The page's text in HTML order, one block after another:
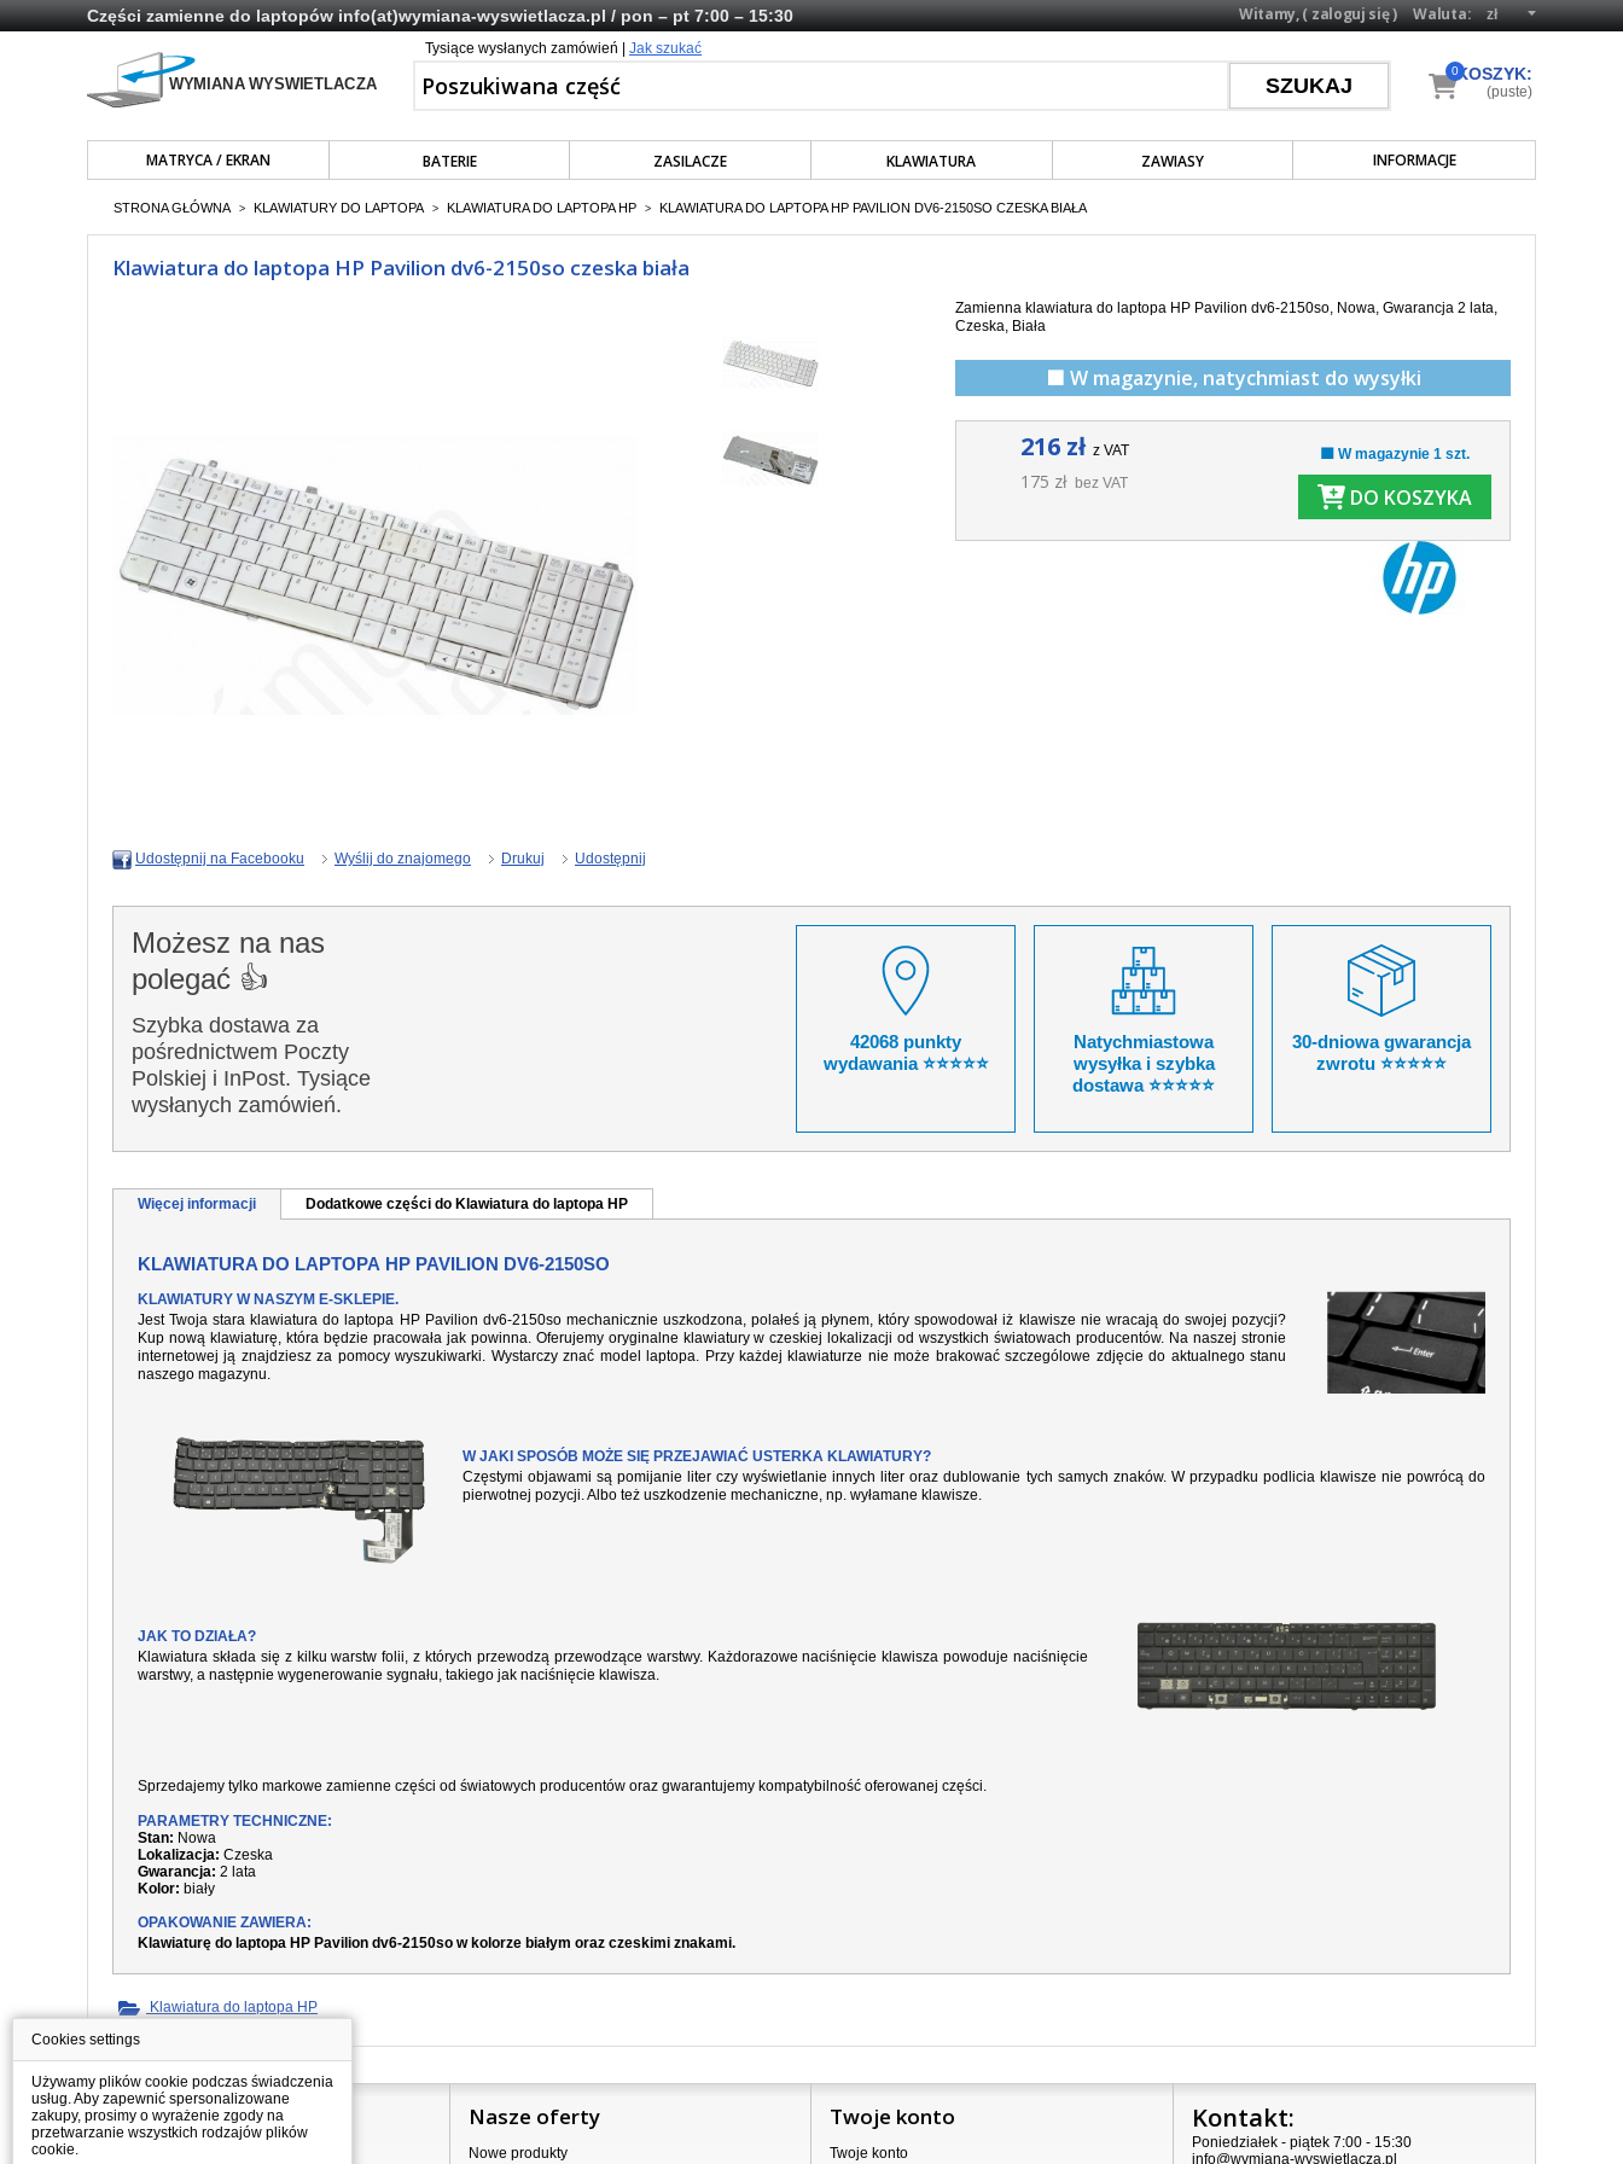
Części zamienne do laptopówinfo(at)wymiana-wyswietlacza.pl/ pon – pt 7:00 – 15:30 Waluta:
Witamy, (zaloguj się)
Tysiące wysłanych zamówień | Jak szukać
MATRYCA / EKRAN BATERIE ZASILACZE KLAWIATURA ZAWIASY INFORMACJE
KOSZYK:
0
(puste)
STRONA GŁÓWNA > KLAWIATURY DO LAPTOPA > KLAWIATURA DO LAPTOPA HP > KLAWIATURA DO LAPTOPA HP PAVILION DV6-2150SO CZESKA BIAŁA
Klawiatura do laptopa HP Pavilion dv6-2150so czeska biała
Zamienna klawiatura do laptopa HP Pavilion dv6-2150so, Nowa, Gwarancja 2 lata,
Czeska, Biała
🟩 W magazynie, natychmiast do wysyłki
216 zł z VAT
175 zł bez VAT
🟩 W magazynie 1 szt.
DO KOSZYKA
Udostępnij na Facebooku Wyślij do znajomego Drukuj Udostępnij
Możesz na nas
polegać 👍
Szybka dostawa za
pośrednictwem Poczty
Polskiej i InPost. Tysiące
wysłanych zamówień.
42068 punkty
wydawania ⭐⭐⭐⭐⭐
Natychmiastowa
wysyłka i szybka
dostawa ⭐⭐⭐⭐⭐
30-dniowa gwarancja
zwrotu ⭐⭐⭐⭐⭐
Więcej informacji Dodatkowe części do Klawiatura do laptopa HP
KLAWIATURA DO LAPTOPA HP PAVILION DV6-2150SO
KLAWIATURY W NASZYM E-SKLEPIE.
Jest Twoja stara klawiatura do laptopa HP Pavilion dv6-2150so mechanicznie uszkodzona, polałeś ją płynem, który spowodował iż klawisze nie wracają do swojej pozycji?
Kup nową klawiaturę, która będzie pracowała jak powinna. Oferujemy oryginalne klawiatury w czeskiej lokalizacji od wszystkich światowach producentów. Na naszej stronie
internetowej ją znajdziesz za pomocy wyszukiwarki. Wystarczy znać model laptopa. Przy każdej klawiaturze nie może brakować szczególowe zdjęcie do aktualnego stanu
naszego magazynu.
W JAKI SPOSÓB MOŻE SIĘ PRZEJAWIAĆ USTERKA KLAWIATURY?
Częstymi objawami są pomijanie liter czy wyświetlanie innych liter oraz dublowanie tych samych znaków. W przypadku podlicia klawisze nie powrócą do
pierwotnej pozycji. Albo też uszkodzenie mechaniczne, np. wyłamane klawisze.
JAK TO DZIAŁA?
Klawiatura składa się z kilku warstw folii, z których przewodzą przewodzące warstwy. Każdorazowe naciśnięcie klawisza powoduje naciśnięcie
warstwy, a następnie wygenerowanie sygnału, takiego jak naciśnięcie klawisza.
Sprzedajemy tylko markowe zamienne części od światowych producentów oraz gwarantujemy kompatybilność oferowanej części.
PARAMETRY TECHNICZNE:
Stan: Nowa
Lokalizacja: Czeska
Gwarancja: 2 lata
Kolor: biały
OPAKOWANIE ZAWIERA:
Klawiaturę do laptopa HP Pavilion dv6-2150so w kolorze białym oraz czeskimi znakami.
Klawiatura do laptopa HP
Informacje Nasze oferty
Nowe produkty
Twoje konto
Twoje konto
Kontakt:
Poniedziałek - piątek 7:00 - 15:30
info@wymiana-wyswietlacza.pl
Cookies settings
Używamy plików cookie podczas świadczenia
usług. Aby zapewnić spersonalizowane
zakupy, prosimy o wyrażenie zgody na
przetwarzanie wszystkich rodzajów plików
cookie.